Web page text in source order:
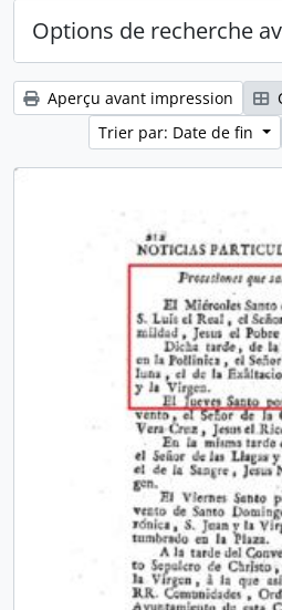
Options de recherche
Aperçu avant impression
Trier par: Date de fin